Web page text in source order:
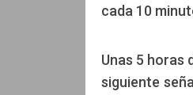
cada 10
Unas 5 horas
siguiente